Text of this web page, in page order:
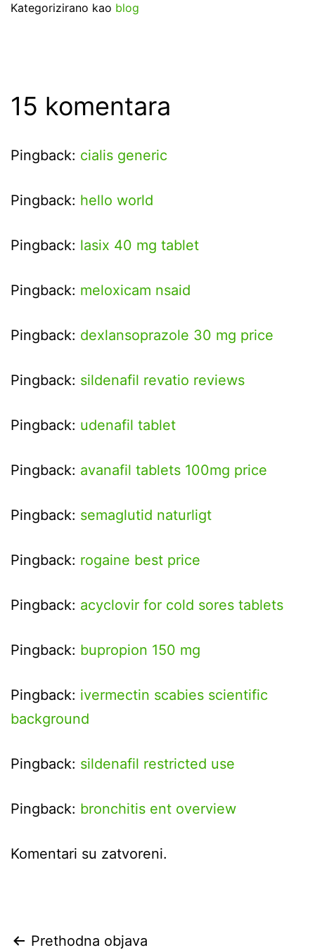
Kategorizirano kao blog
15 komentara
Pingback: cialis generic
Pingback: hello world
Pingback: lasix 40 mg tablet
Pingback: meloxicam nsaid
Pingback: dexlansoprazole 30 mg price
Pingback: sildenafil revatio reviews
Pingback: udenafil tablet
Pingback: avanafil tablets 100mg price
Pingback: semaglutid naturligt
Pingback: rogaine best price
Pingback: acyclovir for cold sores tablets
Pingback: bupropion 150 mg
Pingback: ivermectin scabies scientific
background
Pingback: sildenafil restricted use
Pingback: bronchitis ent overview
Komentari su zatvoreni.
Prethodna objava